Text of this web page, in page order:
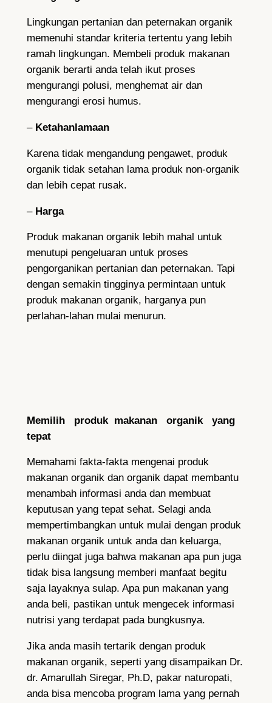
Lingkungan pertanian dan peternakan organik
memenuhi standar kriteria tertentu yang lebih
ramah lingkungan. Membeli produk makanan
organik berarti anda telah ikut proses
mengurangi polusi, menghemat air dan
mengurangi erosi humus.
– Ketahanlamaan
Karena tidak mengandung pengawet, produk
organik tidak setahan lama produk non-organik
dan lebih cepat rusak.
– Harga
Produk makanan organik lebih mahal untuk
menutupi pengeluaran untuk proses
pengorganikan pertanian dan peternakan. Tapi
dengan semakin tingginya permintaan untuk
produk makanan organik, harganya pun
perlahan-lahan mulai menurun.
Memilih produk makanan organik yang
tepat
Memahami fakta-fakta mengenai produk
makanan organik dan organik dapat membantu
menambah informasi anda dan membuat
keputusan yang tepat sehat. Selagi anda
mempertimbangkan untuk mulai dengan produk
makanan organik untuk anda dan keluarga,
perlu diingat juga bahwa makanan apa pun juga
tidak bisa langsung memberi manfaat begitu
saja layaknya sulap. Apa pun makanan yang
anda beli, pastikan untuk mengecek informasi
nutrisi yang terdapat pada bungkusnya.
Jika anda masih tertarik dengan produk
makanan organik, seperti yang disampaikan Dr.
dr. Amarullah Siregar, Ph.D, pakar naturopati,
anda bisa mencoba program lama yang pernah